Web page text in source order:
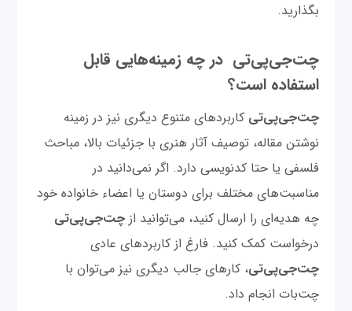
بگذارید.
چت‌‌جی‌پی‌تی در چه زمینه‌‌هایی قابل
استفاده است؟
چت‌‌جی‌پی‌تیکاربردهای متنوع دیگری نیز در زمینه
نوشتن مقاله، توصیف آثار هنری با جزئیات بالا، مباحث
فلسفی یا حتا کدنویسی دارد. اگر نمی‌دانید در
مناسبت‌های مختلف برای دوستان یا اعضاء خانواده خود
چه هدیه‌ای را ارسال کنید، می‌توانید ازچت‌‌جی‌پی‌تی
درخواست کمک کنید. فارغ از کاربرد‌های عادی
چت‌‌جی‌پی‌تی، کارهای جالب دیگری نیز می‌توان با
چت‌بات انجام داد.